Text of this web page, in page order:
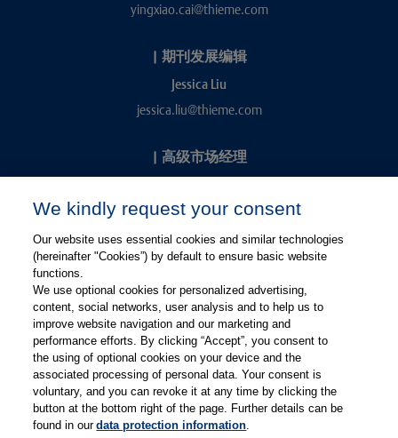
yingxiao.cai@thieme.com
| 期刊发展编辑
Jessica Liu
jessica.liu@thieme.com
| 高级市场经理
kevin.chang@thieme.com
关注微博
关注微信
有关Thieme图书翻译及版权业务，请联系：rights@thieme.de
We kindly request your consent
Our website uses essential cookies and similar technologies
(hereinafter "Cookies”) by default to ensure basic website
functions.
We use optional cookies for personalized advertising,
content, social networks, user analysis and to help us to
improve website navigation and our marketing and
performance efforts. By clicking “Accept”, you consent to
the using of optional cookies on your device and the
associated processing of personal data. Your consent is
voluntary, and you can revoke it at any time by clicking the
button at the bottom right of the page. Further details can be
found in ourdata protection information.